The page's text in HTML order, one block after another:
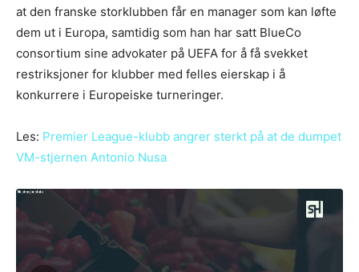
at den franske storklubben får en manager som kan løfte
dem ut i Europa, samtidig som han har satt BlueCo
consortium sine advokater på UEFA for å få svekket
restriksjoner for klubber med felles eierskap i å
konkurrere i Europeiske turneringer.
Les: Premier League-klubb angrer sterkt på at de dumpet
VM-stjernen Antonio Nusa